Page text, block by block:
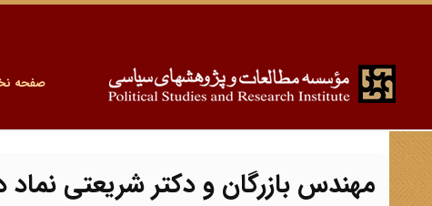
صفحه
مهندس بازرگان و دکتر شریعتی